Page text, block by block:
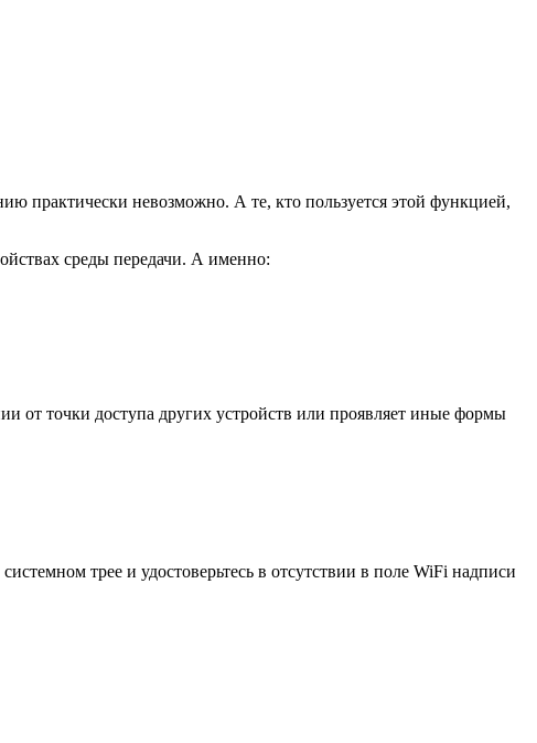
практически невозможно. А те, кто пользуется этой функцией,
среды передачи. А именно:
от точки доступа других устройств или проявляет иные формы
трее и удостоверьтесь в отсутствии в поле WiFi надписи